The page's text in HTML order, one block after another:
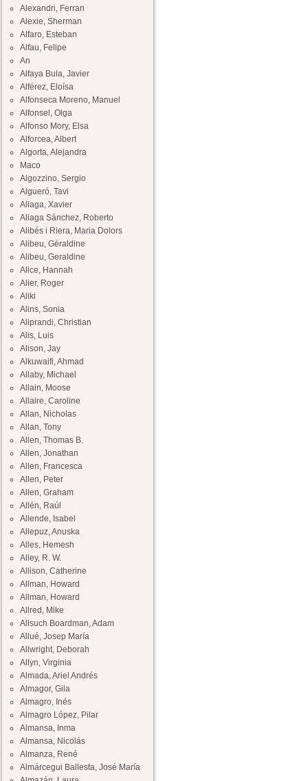
Alexandri, Ferran
Alexie, Sherman
Alfaro, Esteban
Alfau, Felipe
An
Alfaya Bula, Javier
Alférez, Eloísa
Alfonseca Moreno, Manuel
Alfonsel, Olga
Alfonso Mory, Elsa
Alforcea, Albert
Algorta, Alejandra
Maco
Algozzino, Sergio
Algueró, Tavi
Aliaga, Xavier
Aliaga Sánchez, Roberto
Alibés i Riera, Maria Dolors
Alibeu, Géraldine
Alibeu, Geraldine
Alice, Hannah
Alier, Roger
Aliki
Alins, Sonia
Aliprandi, Christian
Alis, Luis
Alison, Jay
Alkuwaifi, Ahmad
Allaby, Michael
Allain, Moose
Allaire, Caroline
Allan, Nicholas
Allan, Tony
Allen, Thomas B.
Allen, Jonathan
Allen, Francesca
Allen, Peter
Allen, Graham
Allén, Raúl
Allende, Isabel
Allepuz, Anuska
Alles, Hemesh
Alley, R. W.
Allison, Catherine
Allman, Howard
Allman, Howard
Allred, Mike
Allsuch Boardman, Adam
Allué, Josep María
Allwright, Deborah
Allyn, Virginia
Almada, Ariel Andrés
Almagor, Gila
Almagro, Inés
Almagro López, Pilar
Almansa, Inma
Almansa, Nicolás
Almanza, René
Almárcegui Ballesta, José María